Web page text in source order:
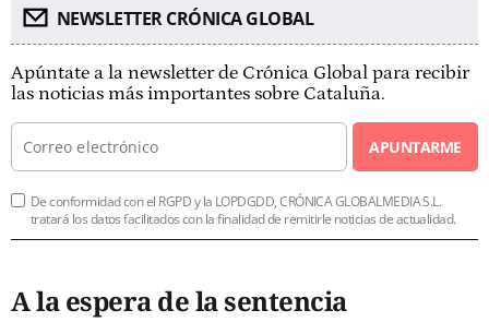
NEWSLETTER CRÓNICA GLOBAL
Apúntate a la newsletter de Crónica Global para recibir
las noticias más importantes sobre Cataluña.
APUNTARME
De conformidad con el RGPD y la LOPDGDD, CRÓNICA GLOBALMEDIA S.L.
tratará los datos facilitados con la finalidad de remitirle noticias de actualidad.
A la espera de la sentencia